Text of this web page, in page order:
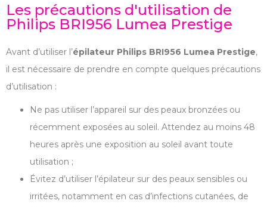
Les précautions d'utilisation de
Philips BRI956 Lumea Prestige
Avant d’utiliser l’épilateur Philips BRI956 Lumea Prestige,
il est nécessaire de prendre en compte quelques précautions
d’utilisation :
Ne pas utiliser l’appareil sur des peaux bronzées ou
récemment exposées au soleil. Attendez au moins 48
heures après une exposition au soleil avant toute
utilisation ;
Évitez d’utiliser l’épilateur sur des peaux sensibles ou
irritées, notamment en cas d’infections cutanées, de